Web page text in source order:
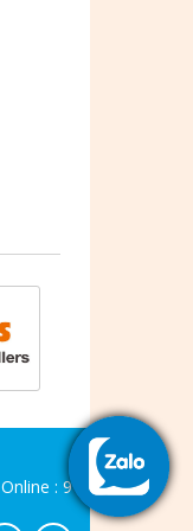
Online : 9